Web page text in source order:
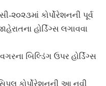
૨૦૨૩માં કોર્પોરેશનની પૂર્વ
હોર્ડિંગ્સ લગાવવા
બિલ્ડિંગ ઉપર હોર્ડિંગ્સ
કોર્પોરેશનની આ નવી